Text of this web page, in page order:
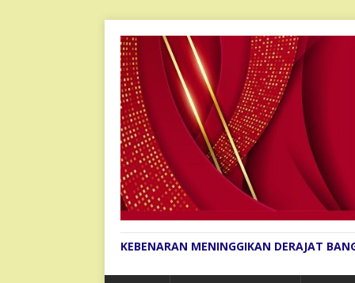
KEBENARAN MENINGGIKAN DERAJAT